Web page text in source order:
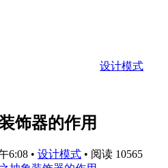
设计模式
饰器的作用
6:08 • 设计模式 • 阅读 10565